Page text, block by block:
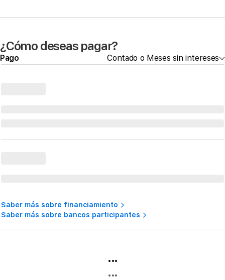
¿Cómo deseas pagar?
Pago Contado o Meses sin intereses
Saber más sobre financiamiento
Saber más sobre bancos participantes
...
...